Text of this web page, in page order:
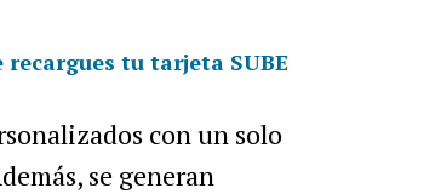
tu tarjeta SUBE
con un solo
se generan